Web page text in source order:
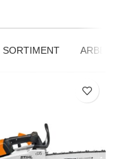
SORTIMENT